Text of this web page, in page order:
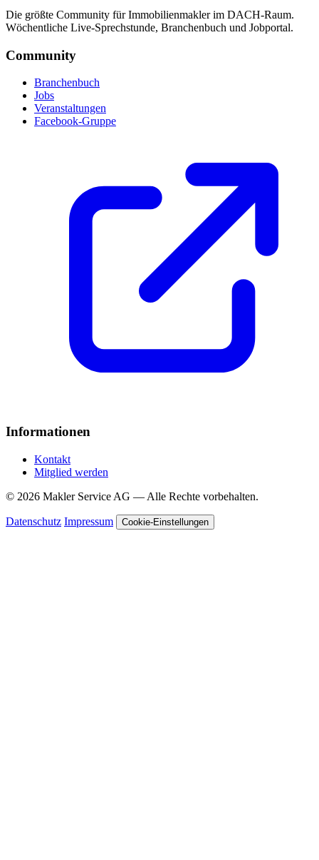
Die größte Community für Immobilienmakler im DACH-Raum.
Wöchentliche Live-Sprechstunde, Branchenbuch und Jobportal.
Community
Branchenbuch
Jobs
Veranstaltungen
Facebook-Gruppe
Informationen
Kontakt
Mitglied werden
© 2026 Makler Service AG — Alle Rechte vorbehalten.
Datenschutz Impressum Cookie-Einstellungen